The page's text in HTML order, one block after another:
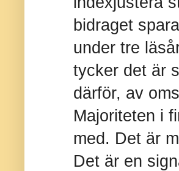
bidraget
under tre
tycker det är
därför, av
Majoriteten i
med. Det är
Det är en